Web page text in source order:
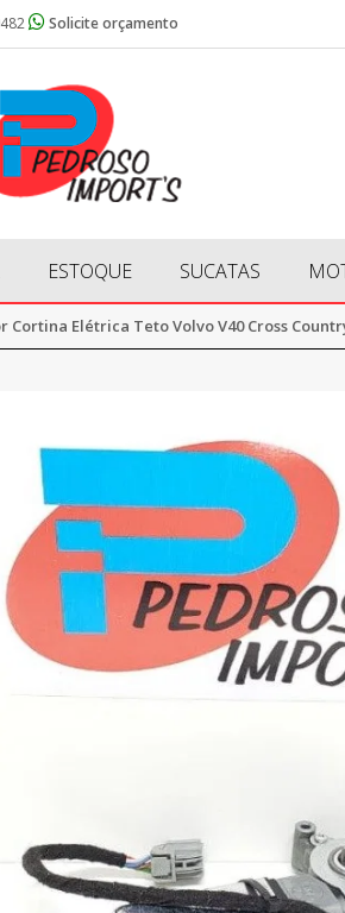
Solicite orçamento
ESTOQUE SUCATAS
Cortina Elétrica Teto Volvo V40 Cross